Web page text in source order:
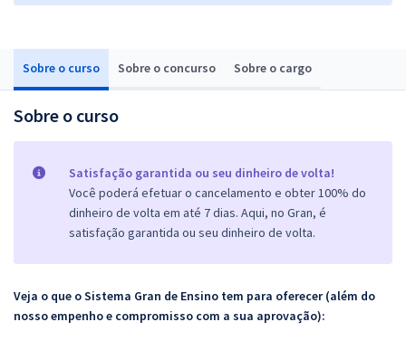
Sobre o curso Sobre o concurso Sobre o cargo
Sobre o curso
Satisfação garantida ou seu dinheiro de volta!
Você poderá efetuar o cancelamento e obter 100% do
dinheiro de volta em até 7 dias. Aqui, no Gran, é
satisfação garantida ou seu dinheiro de volta.
Veja o que o Sistema Gran de Ensino tem para oferecer (além do
nosso empenho e compromisso com a sua aprovação):